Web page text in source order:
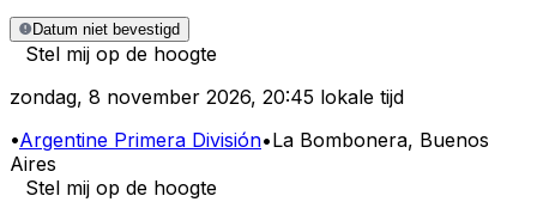
Datum niet bevestigd
Stel mij op de hoogte
zondag, 8 november 2026, 20:45 lokale tijd
•Argentine Primera División•La Bombonera, Buenos
Aires
Stel mij op de hoogte